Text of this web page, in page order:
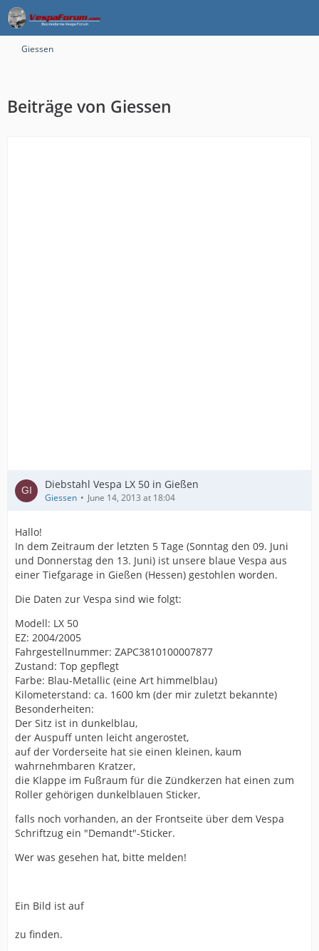
Giessen
Beiträge von Giessen
Diebstahl Vespa LX 50 in Gießen
Giessen June 14, 2013 at 18:04
Hallo!
In dem Zeitraum der letzten 5 Tage (Sonntag den 09. Juni
und Donnerstag den 13. Juni) ist unsere blaue Vespa aus
einer Tiefgarage in Gießen (Hessen) gestohlen worden.
Die Daten zur Vespa sind wie folgt:
Modell: LX 50
EZ: 2004/2005
Fahrgestellnummer: ZAPC3810100007877
Zustand: Top gepflegt
Farbe: Blau-Metallic (eine Art himmelblau)
Kilometerstand: ca. 1600 km (der mir zuletzt bekannte)
Besonderheiten:
Der Sitz ist in dunkelblau,
der Auspuff unten leicht angerostet,
auf der Vorderseite hat sie einen kleinen, kaum
wahrnehmbaren Kratzer,
die Klappe im Fußraum für die Zündkerzen hat einen zum
Roller gehörigen dunkelblauen Sticker,
falls noch vorhanden, an der Frontseite über dem Vespa
Schriftzug ein "Demandt"-Sticker.
Wer was gesehen hat, bitte melden!
Ein Bild ist auf
zu finden.